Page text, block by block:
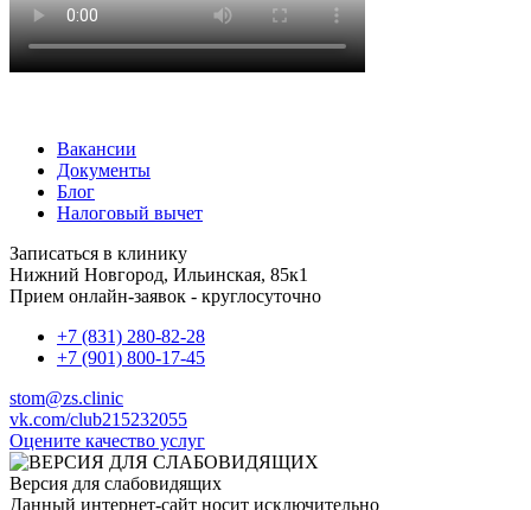
Вакансии
Документы
Блог
Налоговый вычет
Записаться в клинику
Нижний Новгород, Ильинская, 85к1
Прием онлайн-заявок - круглосуточно
+7 (831) 280-82-28
+7 (901) 800-17-45
stom@zs.clinic
vk.com/club215232055
Оцените качество услуг
Версия для слабовидящих
Данный интернет-сайт носит исключительно